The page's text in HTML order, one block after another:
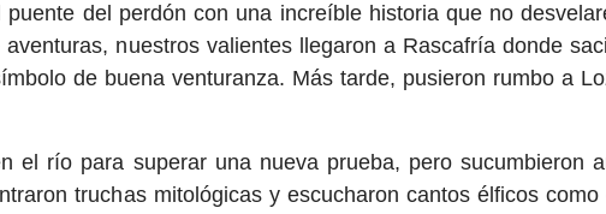
del perdón con una increíble historia que no
nuestros valientes llegaron a Rascafría donde
de buena venturanza. Más tarde, pusieron rumbo a
el río para superar una nueva prueba, pero sucumbieron
truchas mitológicas y escucharon cantos élficos como